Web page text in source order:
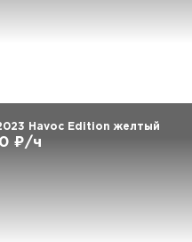
Havoc Edition желтый
₽/ч